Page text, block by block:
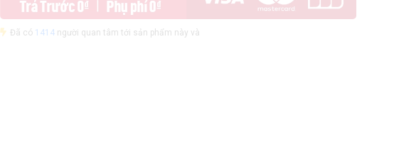
Đã có 1414người quan tâm tới sản phẩm này và